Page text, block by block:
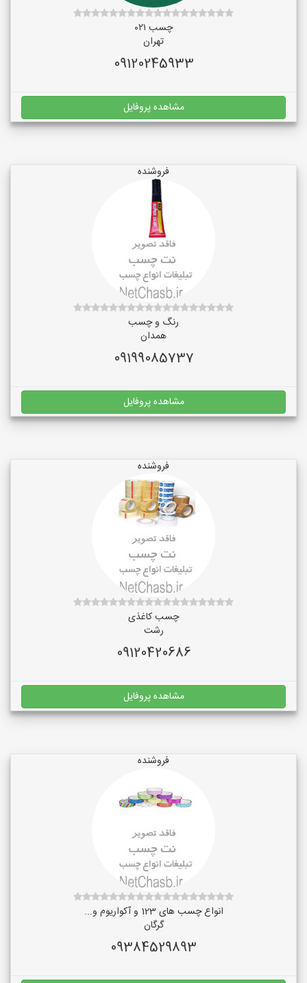
چسب ۰۲۱
تهران
09120245933
مشاهده پروفایل
فروشنده
رنگ و چسب
همدان
09199085737
مشاهده پروفایل
فروشنده
چسب کاغذی
رشت
09120420686
مشاهده پروفایل
فروشنده
انواع چسب های 123 و آکواریوم و...
گرگان
09384529893